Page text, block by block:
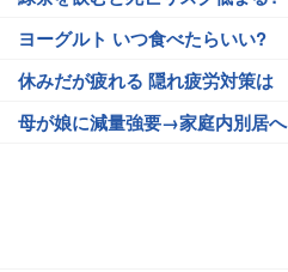
ヨーグルト いつ食べたらいい?
休みだが疲れる 隠れ疲労対策は
母が娘に減量強要→家庭内別居へ